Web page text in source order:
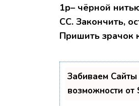
1р– чёрной
СС. Закончить,
Пришить зрачок
Забиваем
возможности от